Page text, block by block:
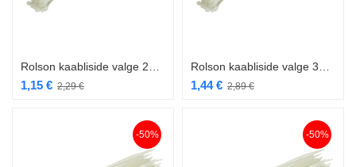
2,29€
1,15 € 2,89€
1,44€
-50% -50%